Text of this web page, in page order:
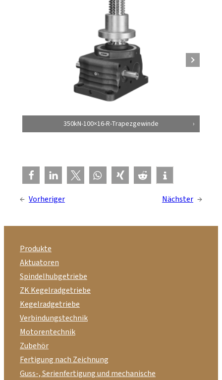
350kN-100×16-R-Trapezgewinde
← Vorheriger Nächster →
Produkte
Aktuatoren
Spindelhubgetriebe
ZK Kegelradgetriebe
Kegelradgetriebe
Verbindungstechnik
Motorentechnik
Zubehör
Fertigung nach Zeichnung
Guss-, Serienfertigung und mechanische